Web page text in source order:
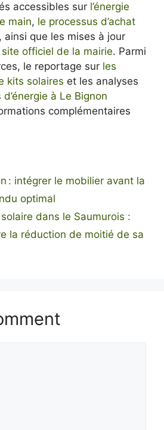
accessibles sur l’énergie
main, le processus d’achat
, ainsi que les mises à jour
site officiel de la mairie. Parmi
le reportage sur les
kits solaires et les analyses
à Le Bignon
complémentaires
: intégrer le mobilier avant la
optimal
dans le Saumurois :
la réduction de moitié de sa